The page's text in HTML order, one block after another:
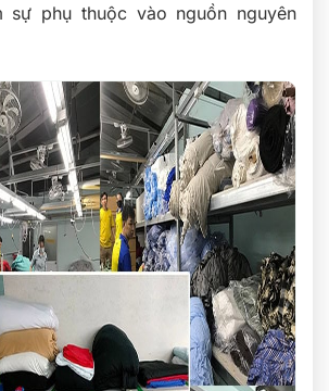
sự phụ thuộc vào nguồn nguyên